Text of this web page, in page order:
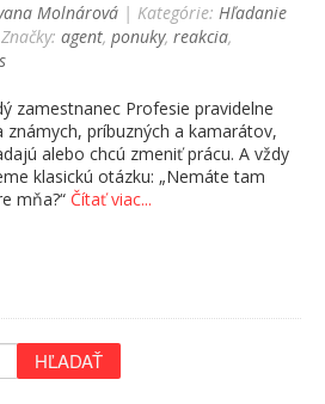
Molnárová | Kategórie:Hľadanie
agent,ponuky,reakcia,
zamestnanec Profesie pravidelne
známych, príbuzných a kamarátov,
alebo chcú zmeniť prácu. A vždy
klasickú otázku: „Nemáte tam
mňa?“ Čítať viac...